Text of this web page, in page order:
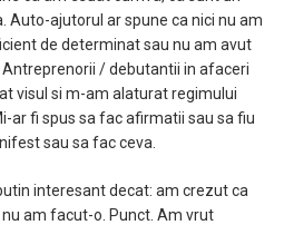
Auto-ajutorul ar spune ca nici nu am
de determinat sau nu am avut
/ debutantii in afaceri
visul si m-am alaturat regimului
ar fi spus sa fac afirmatii sau sa fiu
sau sa fac ceva.
interesant decat: am crezut ca
am facut-o. Punct. Am vrut